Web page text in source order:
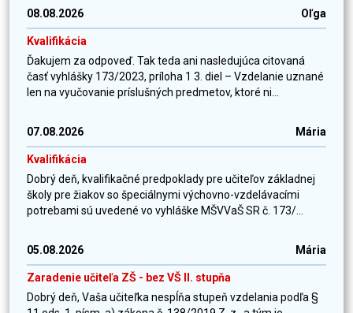
08.08.2026 Oľga
Kvalifikácia
Ďakujem za odpoveď. Tak teda ani nasledujúca citovaná
časť vyhlášky 173/2023, príloha 1 3. diel – Vzdelanie uznané
len na vyučovanie príslušných predmetov, ktoré ni...
07.08.2026 Mária
Kvalifikácia
Dobrý deň, kvalifikačné predpoklady pre učiteľov základnej
školy pre žiakov so špeciálnymi výchovno-vzdelávacími
potrebami sú uvedené vo vyhláške MŠVVaŠ SR č. 173/...
05.08.2026 Mária
Zaradenie učiteľa ZŠ - bez VŠ II. stupňa
Dobrý deň, Vaša učiteľka nespĺňa stupeň vzdelania podľa §